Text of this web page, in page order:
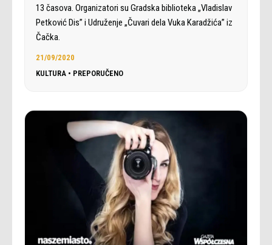
13 časova. Organizatori su Gradska biblioteka „Vladislav
Petković Dis” i Udruženje „Čuvari dela Vuka Karadžića” iz
Čačka.
21/09/2020
KULTURA • PREPORUČENO